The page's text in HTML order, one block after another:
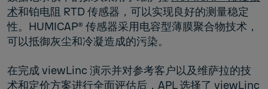
术和铂电阻 RTD 传感器，可以实现良好的测量稳定
性。HUMICAP® 传感器采用电容型薄膜聚合物技术，
可以抵御灰尘和冷凝造成的污染。
在完成 viewLinc 演示并对参考客户以及维萨拉的技
术和定价方案进行全面评估后，APL 选择了 viewLinc